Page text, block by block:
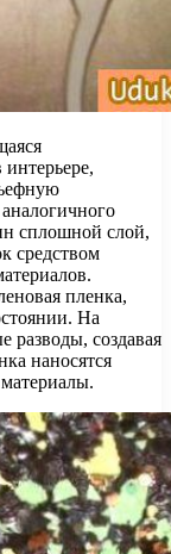
сплошной слой,
средством
пленка,
На
разводы, создавая
наносятся